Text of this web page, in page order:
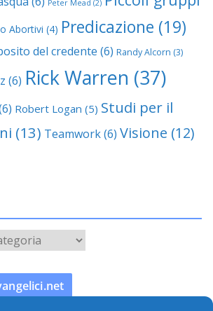
Peter Mead (2)
Abortivi (4) Predicazione (19)
del credente (6) Randy Alcorn (3)
(6) Rick Warren (37)
Robert Logan (5) Studi per il
(13) Teamwork(6) Visione (12)